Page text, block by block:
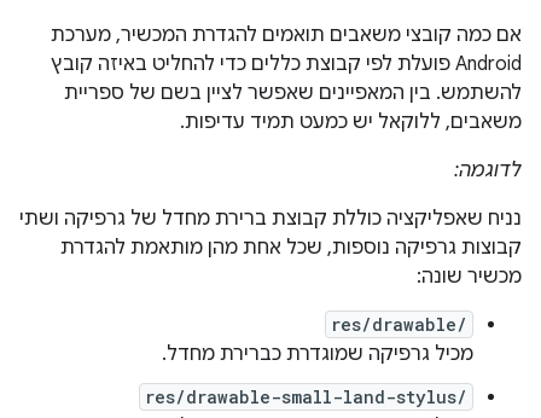
אם כמה קובצי משאבים תואמים להגדרת המכשיר, מערכת
Android פועלת לפי קבוצת כללים כדי להחליט באיזה קובץ
להשתמש. בין המאפיינים שאפשר לציין בשם של ספריית
משאבים, ללוקאל יש כמעט תמיד עדיפות.
לדוגמה:
נניח שאפליקציה כוללת קבוצת ברירת מחדל של גרפיקה ושתי
קבוצות גרפיקה נוספות, שכל אחת מהן מותאמת להגדרת
מכשיר שונה:
res/drawable/
מכיל גרפיקה שמוגדרת כברירת מחדל.
res/drawable-small-land-stylus/